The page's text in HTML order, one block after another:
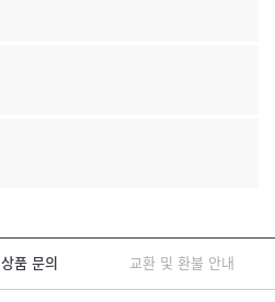
상품 문의 교환 및 환불 안내